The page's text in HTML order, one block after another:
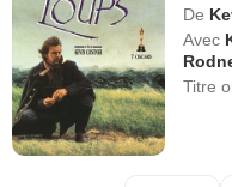
De
Avec
Titre